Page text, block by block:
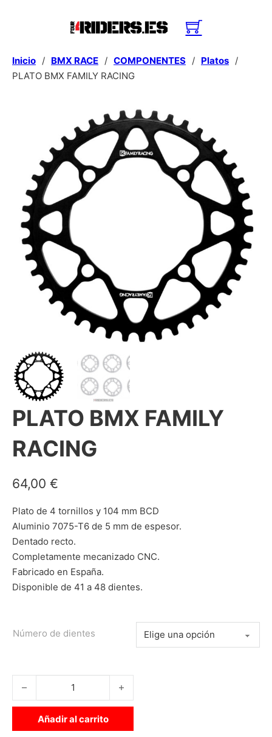
Inicio / BMX RACE / COMPONENTES / Platos /
PLATO BMX FAMILY RACING
PLATO BMX FAMILY
RACING
64,00 €
Plato de 4 tornillos y 104 mm BCD
Aluminio 7075-T6 de 5 mm de espesor.
Dentado recto.
Completamente mecanizado CNC.
Fabricado en España.
Disponible de 41 a 48 dientes.
Número de dientes
PLATO BMX FAMILY RACING cantidad
Añadir al carrito